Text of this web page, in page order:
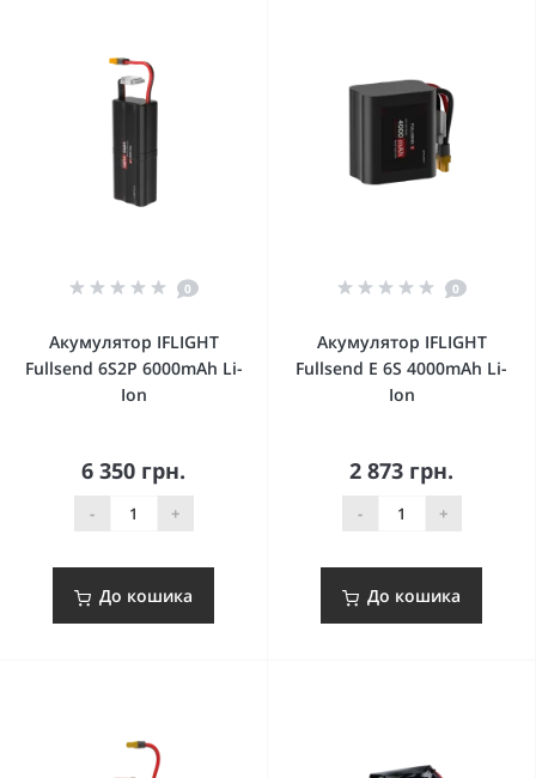
0
Акумулятор IFLIGHT
Fullsend 6S2P 6000mAh Li-
Ion
6 350 грн.
- +
До кошика
0
Акумулятор IFLIGHT
Fullsend E 6S 4000mAh Li-
Ion
2 873 грн.
- +
До кошика